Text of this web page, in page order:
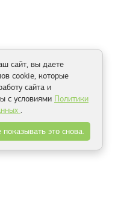
сайт, вы даете
cookie, которые
сайта и
с условиями Политики
.
это снова.